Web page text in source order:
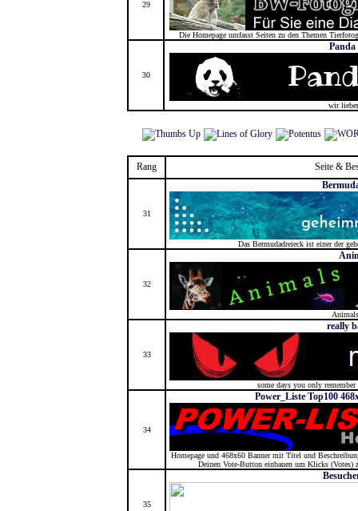
29
Die Homepage umfasst Seiten zu den Themen
30
wir
Rang Seite &
31
Das Bermudadreieck ist einer der
32
33
really
some days you only
34
Power_Liste Top100
Homepage und 468x60 Banner mit Titel und
Deinen Vote-Button einbauen um Klicks (Votes)
35